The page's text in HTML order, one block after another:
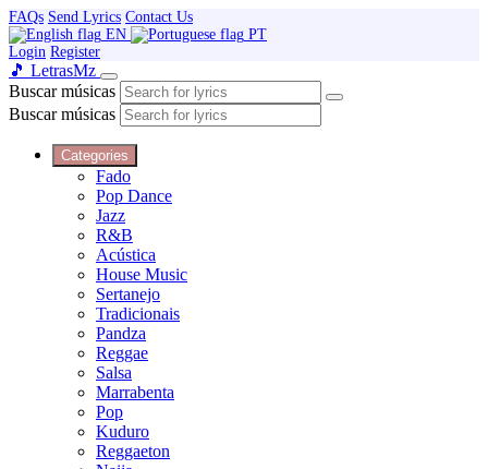
FAQs Send Lyrics Contact Us
EN
PT
Login Register
🎵 LetrasMz
Buscar músicas
Buscar músicas
Categories
Fado
Pop Dance
Jazz
R&B
Acústica
House Music
Sertanejo
Tradicionais
Pandza
Reggae
Salsa
Marrabenta
Pop
Kuduro
Reggaeton